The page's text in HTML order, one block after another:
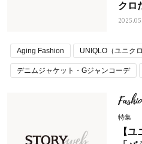
クロ
Aging Fashion UNIQLO（ユニク
デニムジャケット・Gジャンコーデ
特集
【